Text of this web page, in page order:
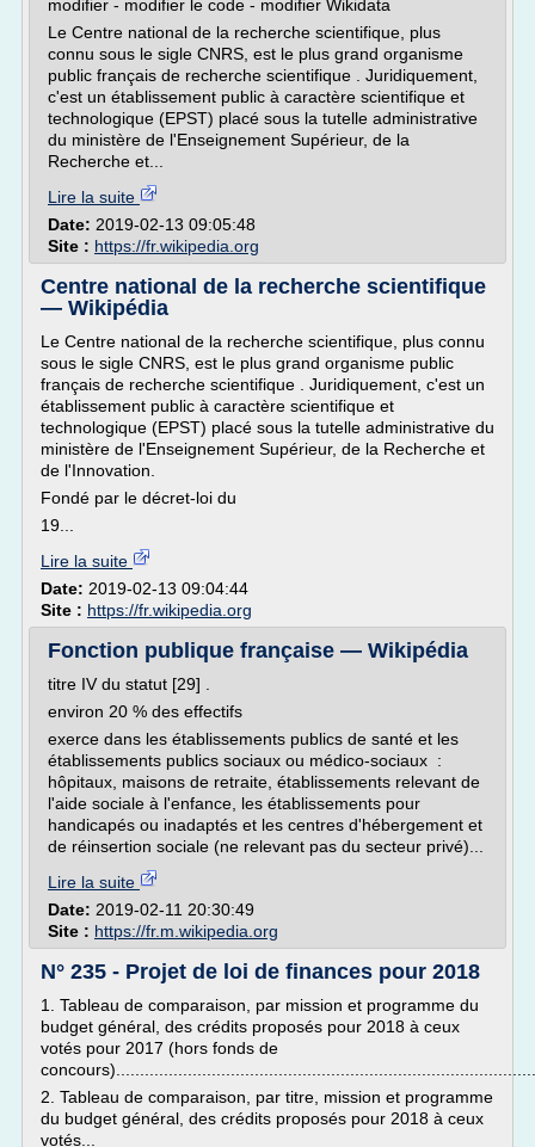
modifier - modifier le code - modifier Wikidata
Le Centre national de la recherche scientifique, plus
connu sous le sigle CNRS, est le plus grand organisme
public français de recherche scientifique . Juridiquement,
c'est un établissement public à caractère scientifique et
technologique (EPST) placé sous la tutelle administrative
du ministère de l'Enseignement Supérieur, de la
Recherche et...
Lire la suite
Date: 2019-02-13 09:05:48
Site : https://fr.wikipedia.org
Centre national de la recherche scientifique
— Wikipédia
Le Centre national de la recherche scientifique, plus connu
sous le sigle CNRS, est le plus grand organisme public
français de recherche scientifique . Juridiquement, c'est un
établissement public à caractère scientifique et
technologique (EPST) placé sous la tutelle administrative du
ministère de l'Enseignement Supérieur, de la Recherche et
de l'Innovation.
Fondé par le décret-loi du
19...
Lire la suite
Date: 2019-02-13 09:04:44
Site : https://fr.wikipedia.org
Fonction publique française — Wikipédia
titre IV du statut [29] .
environ 20 % des effectifs
exerce dans les établissements publics de santé et les
établissements publics sociaux ou médico-sociaux :
hôpitaux, maisons de retraite, établissements relevant de
l'aide sociale à l'enfance, les établissements pour
handicapés ou inadaptés et les centres d'hébergement et
de réinsertion sociale (ne relevant pas du secteur privé)...
Lire la suite
Date: 2019-02-11 20:30:49
Site : https://fr.m.wikipedia.org
N° 235 - Projet de loi de finances pour 2018
1. Tableau de comparaison, par mission et programme du
budget général, des crédits proposés pour 2018 à ceux
votés pour 2017 (hors fonds de
2. Tableau de comparaison, par titre, mission et programme
du budget général, des crédits proposés pour 2018 à ceux
votés...